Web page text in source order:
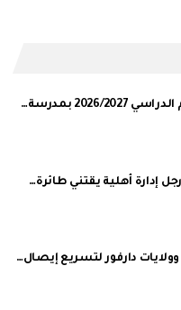
2027 بمدرسة…
إدارة أهلية يقتني طائرة…
دارفور لتسريع إيصال…